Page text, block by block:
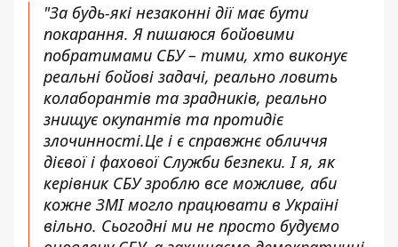
"За будь-які незаконні дії має бути
покарання. Я пишаюся бойовими
побратимами СБУ – тими, хто виконує
реальні бойові задачі, реально ловить
колаборантів та зрадників, реально
знищує окупантів та протидіє
злочинності.Це і є справжнє обличчя
дієвої і фахової Служби безпеки. І я, як
керівник СБУ зроблю все можливе, аби
кожне ЗМІ могло працювати в Україні
вільно. Сьогодні ми не просто будуємо